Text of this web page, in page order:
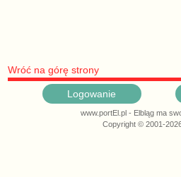
Wróć na górę strony
Logowanie
www.portEl.pl - Elbląg ma
Copyright © 2001-